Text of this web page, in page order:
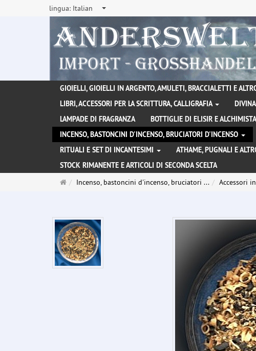
lingua: Italian
GIOIELLI, GIOIELLI IN ARGENTO, AMULETI, BRACCIALETTI E
LIBRI, ACCESSORI PER LA SCRITTURA, CALLIGRAFIA
LAMPADE DI FRAGRANZA
BOTTIGLIE DI ELISIR E
INCENSO, BASTONCINI D'INCENSO, BRUCIATORI D'INCENSO
RITUALI E SET DI INCANTESIMI
ATHAME, PUGNALI E
STOCK RIMANENTE E ARTICOLI DI SECONDA SCELTA
PaginaIncenso, bastoncini d'incenso, bruciatori ... Accessori